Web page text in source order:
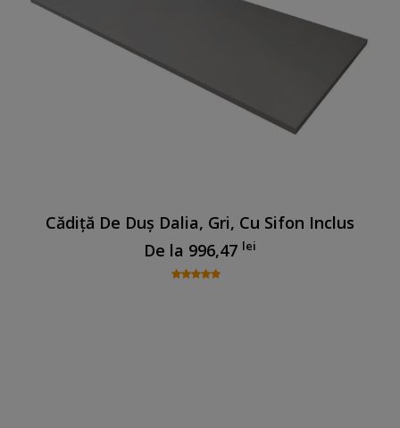
Cădiță De Duș Dalia, Gri, Cu Sifon Inclus
De la 996,47 lei